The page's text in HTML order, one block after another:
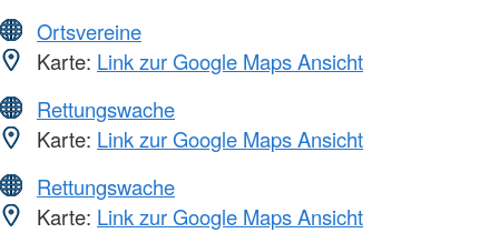
Ortsvereine
Karte: Link zur Google Maps Ansicht
Rettungswache
Karte: Link zur Google Maps Ansicht
Rettungswache
Karte: Link zur Google Maps Ansicht